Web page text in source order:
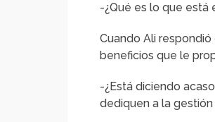
-¿Qué es lo que está
Cuando Ali
beneficios que le
-¿Está diciendo
dediquen a la